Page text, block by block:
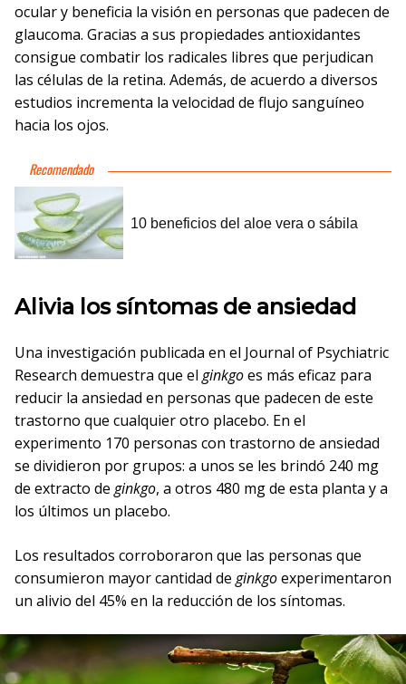
ocular y beneficia la visión en personas que padecen de
glaucoma. Gracias a sus propiedades antioxidantes
consigue combatir los radicales libres que perjudican
las células de la retina. Además, de acuerdo a diversos
estudios incrementa la velocidad de flujo sanguíneo
hacia los ojos.
Alivia los síntomas de ansiedad
Una investigación publicada en el Journal of Psychiatric
Research demuestra que el ginkgoes más eficaz para
reducir la ansiedad en personas que padecen de este
trastorno que cualquier otro placebo. En el
experimento 170 personas con trastorno de ansiedad
se dividieron por grupos: a unos se les brindó 240 mg
de extracto de ginkgo, a otros 480 mg de esta planta y a
los últimos un placebo.
Los resultados corroboraron que las personas que
consumieron mayor cantidad de ginkgoexperimentaron
un alivio del 45% en la reducción de los síntomas.